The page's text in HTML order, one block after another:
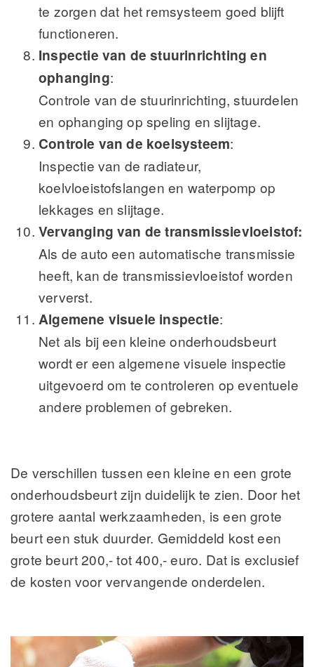
te zorgen dat het remsysteem goed blijft
functioneren.
Inspectie van de stuurinrichting en
ophanging:
Controle van de stuurinrichting, stuurdelen
en ophanging op speling en slijtage.
Controle van de koelsysteem:
Inspectie van de radiateur,
koelvloeistofslangen en waterpomp op
lekkages en slijtage.
Vervanging van de transmissievloeistof:
Als de auto een automatische transmissie
heeft, kan de transmissievloeistof worden
ververst.
Algemene visuele inspectie:
Net als bij een kleine onderhoudsbeurt
wordt er een algemene visuele inspectie
uitgevoerd om te controleren op eventuele
andere problemen of gebreken.
De verschillen tussen een kleine en een grote
onderhoudsbeurt zijn duidelijk te zien. Door het
grotere aantal werkzaamheden, is een grote
beurt een stuk duurder. Gemiddeld kost een
grote beurt 200,- tot 400,- euro. Dat is exclusief
de kosten voor vervangende onderdelen.